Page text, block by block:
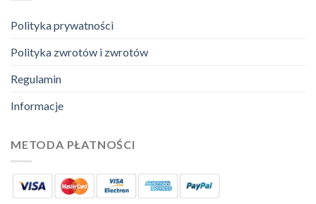
Polityka prywatności
Polityka zwrotów i zwrotów
Regulamin
Informacje
METODA PŁATNOŚCI